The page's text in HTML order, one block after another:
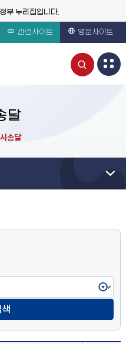
부 누리집입니다.
관련사이트 영문사이트
사이트 목록 보기
통
합
열
달
송달